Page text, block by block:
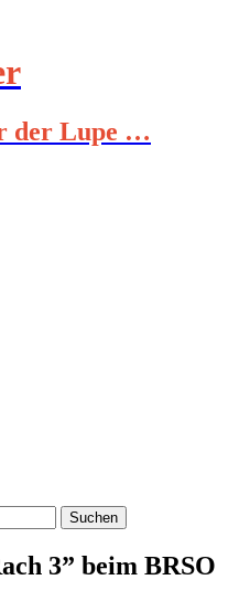
der Lupe …
3” beim BRSO